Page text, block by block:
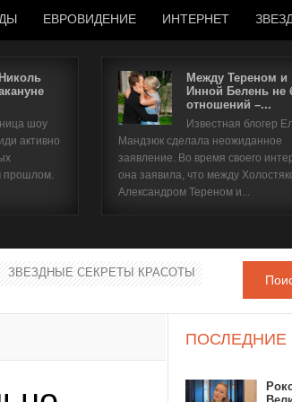
ЕВРОВИДЕНИЕ ИНТЕРНЕТ
шоу
активно
прошлом.
Между Тереном и
Инной Белень не
отношений –...
Известная блогер
Мандзюк сделала неожиданное
заявление. Во время своего
она заявила, что между
Александром Тереном и...
ЗВЕЗДНЫЕ СЕКРЕТЫ КРАСОТЫ
ПОСЛЕДНИЕ
Имя пользователя
Забыли имя пользователя?